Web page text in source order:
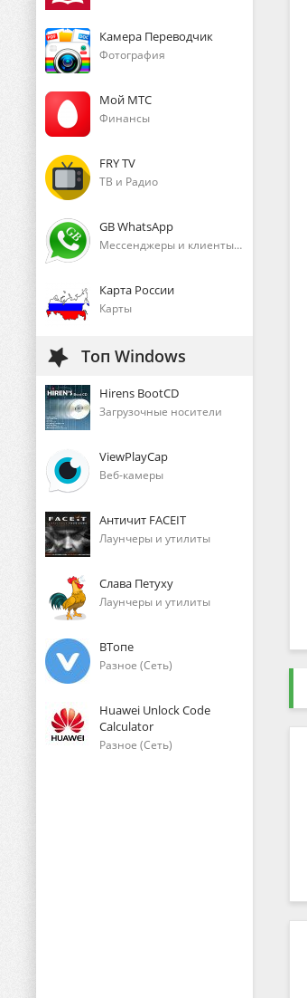
Камера Переводчик
Фотография
Мой МТС
Финансы
FRY TV
ТВ и Радио
GB WhatsApp
Мессенджеры и клиенты голосового общения
Карта России
Карты
Топ Windows
Hirens BootCD
Загрузочные носители
ViewPlayCap
Веб-камеры
Античит FACEIT
Лаунчеры и утилиты
Слава Петуху
Лаунчеры и утилиты
ВТопе
Разное (Сеть)
Huawei Unlock Code
Calculator
Разное (Сеть)